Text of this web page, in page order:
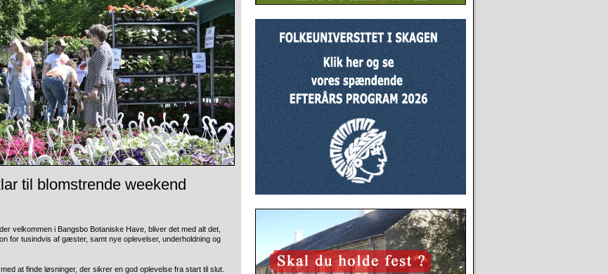
til blomstrende weekend
velkommen i Bangsbo Botaniske Have, bliver det med alt det,
for tusindvis af gæster, samt nye oplevelser, underholdning og
at finde løsninger, der sikrer en god oplevelse fra start til slut.